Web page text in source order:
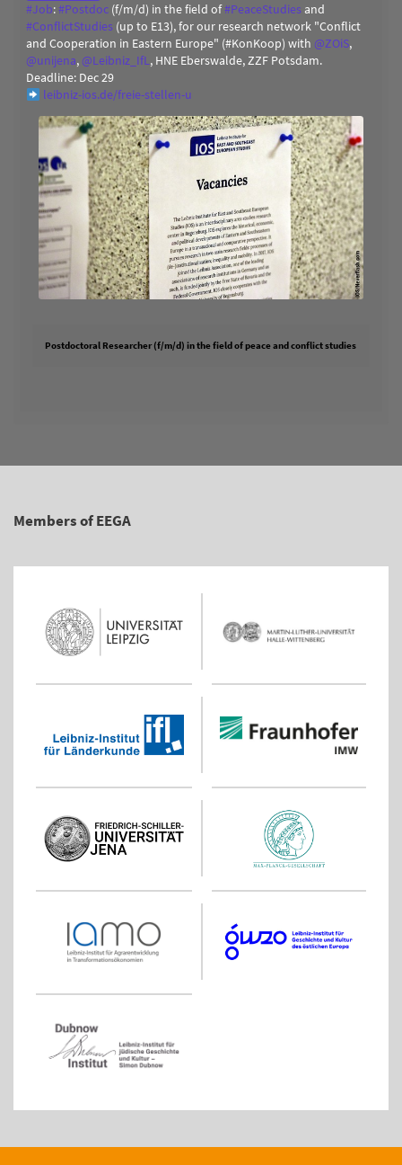
#Job:#Postdoc (f/m/d) in the field of#PeaceStudiesand
#ConflictStudies (up to E13), for our research network "Conflict
and Cooperation in Eastern Europe" (#KonKoop) with @ZOiS,
@unijena, @Leibniz_IfL, HNE Eberswalde, ZZF Potsdam.
Deadline: Dec 29
leibniz-ios.de/freie-stellen-u
Postdoctoral Researcher (f/m/d) in the field of peace and conflict studies
Members of EEGA